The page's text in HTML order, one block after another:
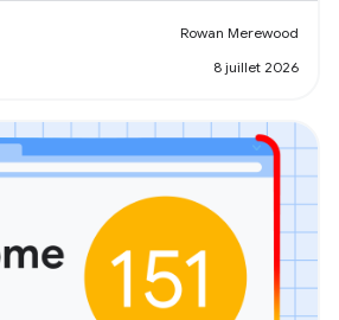
Rowan Merewood
8 juillet 2026